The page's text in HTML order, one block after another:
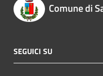
Comune di
SEGUICI SU